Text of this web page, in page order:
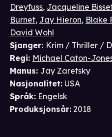
Dreyfuss, Jacqueline
Burnet, Jay Hieron, Blake
David Wohl
Sjanger: Krim / Thriller /
Regi: Michael Caton-
Manus: Jay Zaretsky
Nasjonalitet: USA
Språk: Engelsk
Produksjonsår: 2018